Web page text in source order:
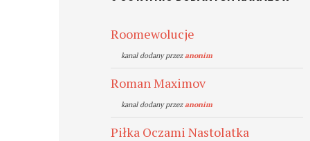
Roomewolucje
kanal dodany przezanonim
Roman Maximov
kanal dodany przezanonim
Piłka Oczami Nastolatka